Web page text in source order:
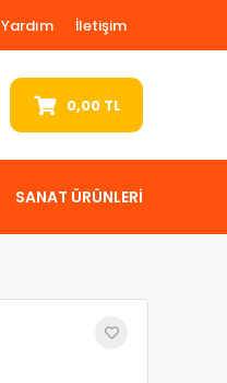
Yardım İletişim
0,00 TL
SANAT ÜRÜNLERİ